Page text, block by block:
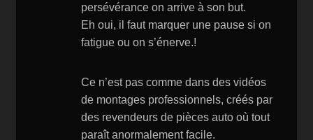
persévérance on arrive à son but.
Eh oui, il faut marquer une pause si on
fatigue ou on s’énerve.!
Ce n’est pas comme dans des vidéos
de montages professionnels, créés par
des revendeurs de pièces auto où tout
paraît anormalement facile.